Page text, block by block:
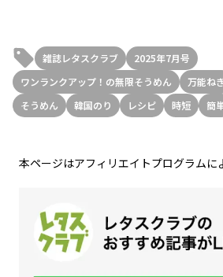
雑誌レタスクラブ
2025年7月号
ワンランクアップ！の無限そうめん
万能ね
そうめん
韓国のり レシピ 時短 簡
本ページはアフィリエイトプログラムに